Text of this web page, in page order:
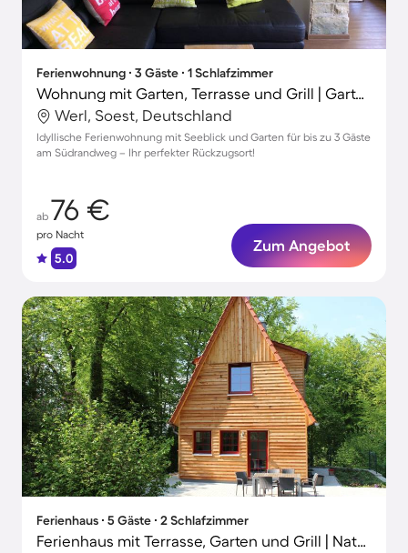
Ferienwohnung ∙ 3 Gäste ∙ 1 Schlafzimmer
Wohnung mit Garten, Terrasse und Grill | Gartenblick
Werl, Soest, Deutschland
Idyllische Ferienwohnung mit Seeblick und Garten für bis zu 3 Gäste
am Südrandweg – Ihr perfekter Rückzugsort!
ab 76 €
pro Nacht
5.0
Zum Angebot
Ferienhaus ∙ 5 Gäste ∙ 2 Schlafzimmer
Ferienhaus mit Terrasse, Garten und Grill | Naturblick